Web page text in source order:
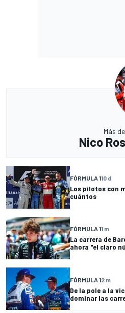
Más de
Nico
FÓRMULA 110 d
Los pilotos con
cuántos
FÓRMULA 11 m
La carrera de
ahora "el claro
FÓRMULA 12 m
De la pole a la
dominar las